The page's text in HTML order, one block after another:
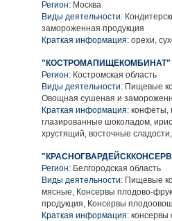
Регион: Москва
Виды деятельности:
замороженная продукция
Краткая информация: орехи,
Регион: Костромская область
Виды деятельности: Пищевые
Овощная сушеная и
Краткая информация: конфеты,
глазированные шоколадом,
хрустящий, восточные
Регион: Белгородская область
Виды деятельности: Пищевые
мясные, Консервы плодово-
продукция, Консервы
Краткая информация: